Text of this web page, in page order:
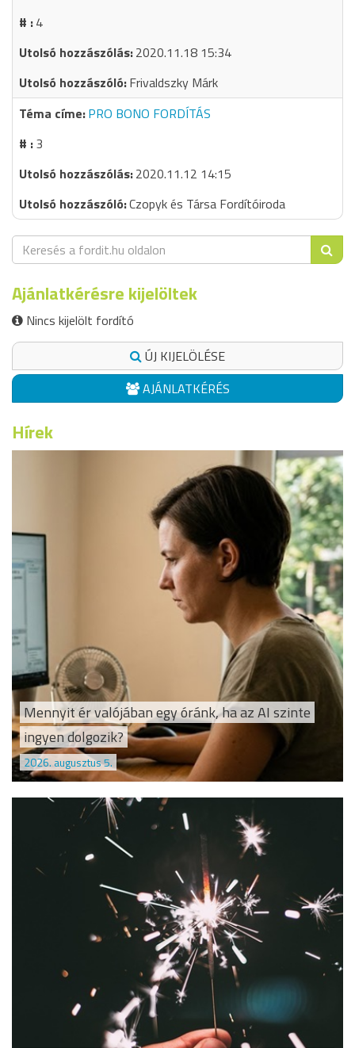
4
2020.11.18 15:34
Frivaldszky Márk
PRO BONO FORDÍTÁS
3
2020.11.12 14:15
Czopyk és Társa Fordítóiroda
Ajánlatkérésre kijelöltek
Nincs kijelölt fordító
ÚJ KIJELÖLÉSE
AJÁNLATKÉRÉS
Hírek
Mennyit ér valójában egy óránk, ha az AI szinte
ingyen dolgozik?
2026. augusztus 5.